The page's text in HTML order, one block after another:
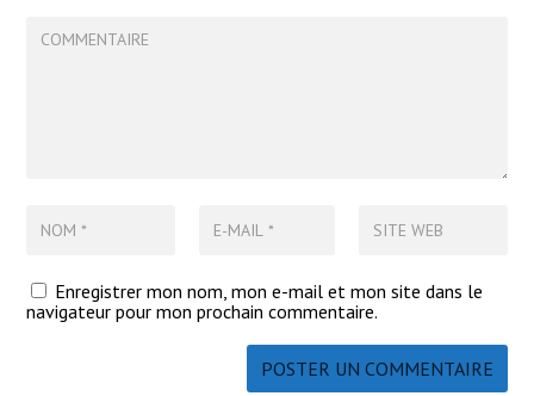
Enregistrer mon nom, mon e-mail et mon site dans le
navigateur pour mon prochain commentaire.